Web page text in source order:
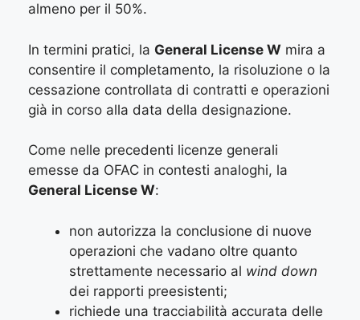
almeno per il 50%.
In termini pratici, la General License W mira a
consentire il completamento, la risoluzione o la
cessazione controllata di contratti e operazioni
già in corso alla data della designazione.
Come nelle precedenti licenze generali
emesse da OFAC in contesti analoghi, la
General License W:
non autorizza la conclusione di nuove
operazioni che vadano oltre quanto
strettamente necessario al wind down
dei rapporti preesistenti;
richiede una tracciabilità accurata delle